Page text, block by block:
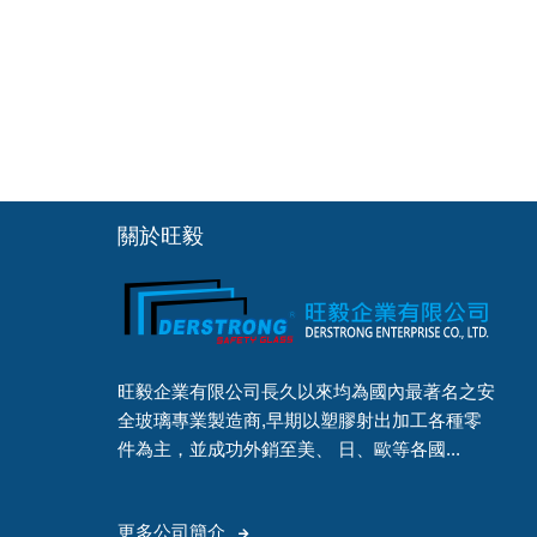
關於旺毅
旺毅企業有限公司長久以來均為國內最著名之安
全玻璃專業製造商,早期以塑膠射出加工各種零
件為主，並成功外銷至美、 日、歐等各國...
更多公司簡介